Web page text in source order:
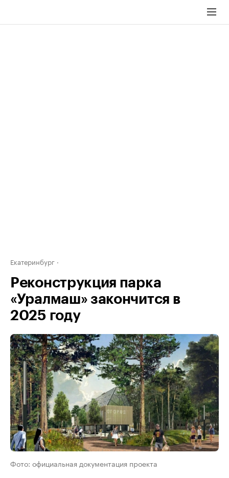
Екатеринбург
Реконструкция парка
«Уралмаш» закончится в
2025 году
Фото: официальная документация проекта